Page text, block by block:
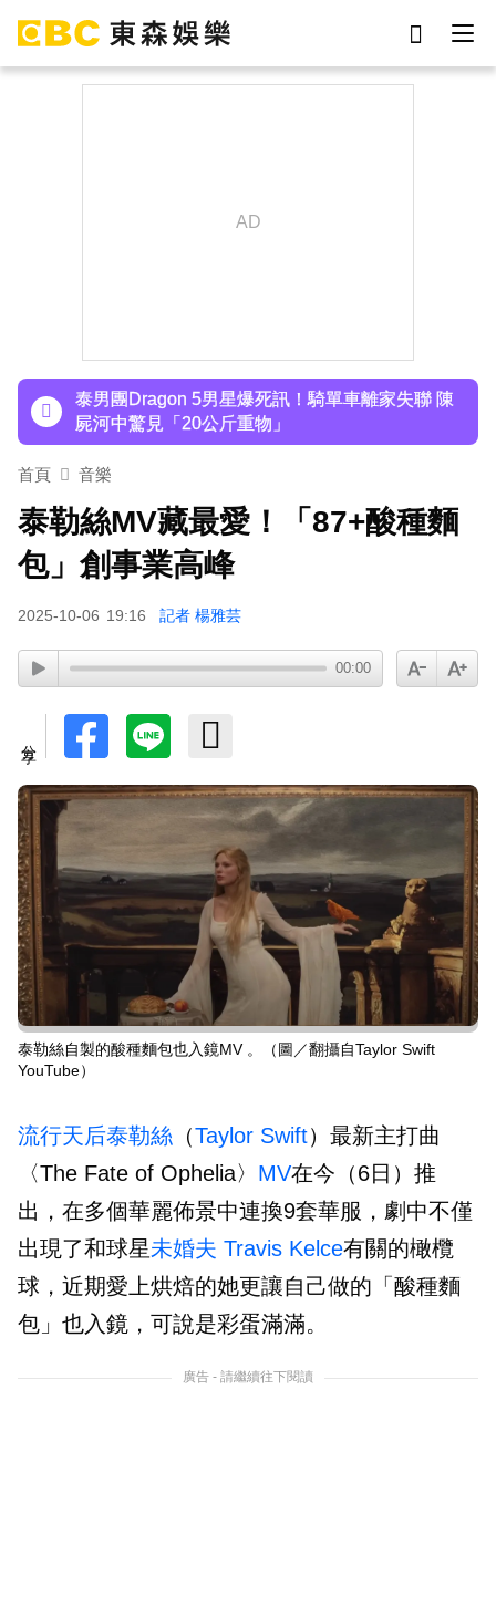
代役
泰男團Dragon 5男星爆死訊！騎單車離家失聯 陳
屍河中驚見「20公斤重物」
女星告別9年演藝圈！轉行當計程車司機 曝收入：
蔡阿嘎陷爭議！蘿拉神隱19個月首發文 遭酸「詐
騙集團回歸」回應了
曝原因
下載東森App，隨時掌握天下大小事！
SEVENTEEN勝寬、Dino同天入伍！玟奎9月服替
代役
首頁 音樂
泰勒絲MV藏最愛！「87+酸種麵
包」創事業高峰
2025-10-06 19:16 記者 楊雅芸
00:00
泰勒絲自製的酸種麵包也入鏡MV 。（圖／翻攝自Taylor Swift
YouTube）
流行天后泰勒絲 （Taylor Swift）最新主打曲
〈The Fate of Ophelia〉 MV在今（6日）推
出，在多個華麗佈景中連換9套華服，劇中不僅
出現了和球星未婚夫 Travis Kelce有關的橄欖
球，近期愛上烘焙的她更讓自己做的「酸種麵
包」也入鏡，可說是彩蛋滿滿。
廣告 - 請繼續往下閱讀